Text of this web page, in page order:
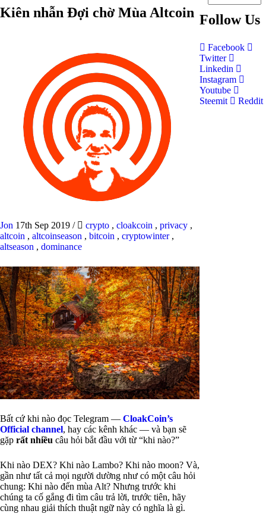
Kiên nhẫn Đợi chờ Mùa Altcoin
Jon 17th Sep 2019 / crypto , cloakcoin , privacy ,
altcoin , altcoinseason , bitcoin , cryptowinter,
altseason , dominance
Bất cứ khi nào đọc Telegram — CloakCoin’s
Official channel, hay các kênh khác — và bạn sẽ
gặp rất nhiều câu hỏi bắt đầu với từ “khi nào?”
Khi nào DEX? Khi nào Lambo? Khi nào moon? Và,
gần như tất cả mọi người dường như có một câu hỏi
chung: Khi nào đến mùa Alt? Nhưng trước khi
chúng ta cố gắng đi tìm câu trả lời, trước tiên, hãy
cùng nhau giải thích thuật ngữ này có nghĩa là gì.
Follow Us
Facebook
Twitter
Linkedin
Instagram
Youtube
Steemit
Reddit